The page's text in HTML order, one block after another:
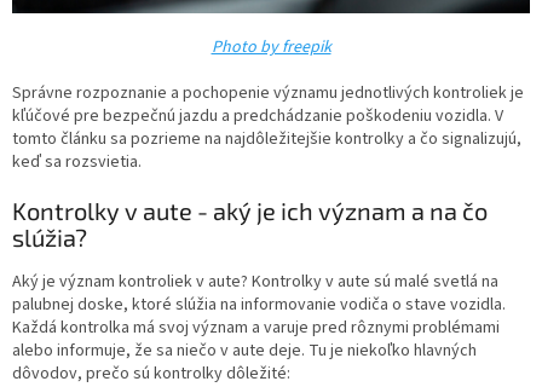
Photo by freepik
Správne rozpoznanie a pochopenie významu jednotlivých kontroliek je
kľúčové pre bezpečnú jazdu a predchádzanie poškodeniu vozidla. V
tomto článku sa pozrieme na najdôležitejšie kontrolky a čo signalizujú,
keď sa rozsvietia.
Kontrolky v aute - aký je ich význam a na čo
slúžia?
Aký je význam kontroliek v aute? Kontrolky v aute sú malé svetlá na
palubnej doske, ktoré slúžia na informovanie vodiča o stave vozidla.
Každá kontrolka má svoj význam a varuje pred rôznymi problémami
alebo informuje, že sa niečo v aute deje. Tu je niekoľko hlavných
dôvodov, prečo sú kontrolky dôležité: